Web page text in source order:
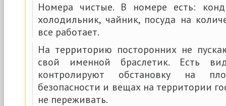
Номера чистые. В номере есть:
холодильник, чайник, посуда на
все работает.
На территорию посторонних не
свой именной браслетик. Есть
контролируют обстановку на
безопасности и вещах на территории
не переживать.